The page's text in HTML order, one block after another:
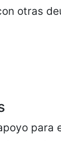
otras
para